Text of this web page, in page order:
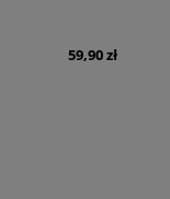
59,90 zł